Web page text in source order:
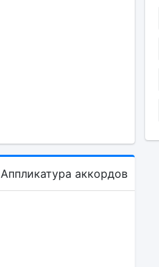
Аппликатура аккордов